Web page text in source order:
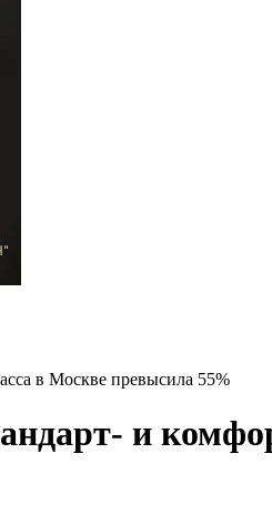
в Москве превысила 55%
и